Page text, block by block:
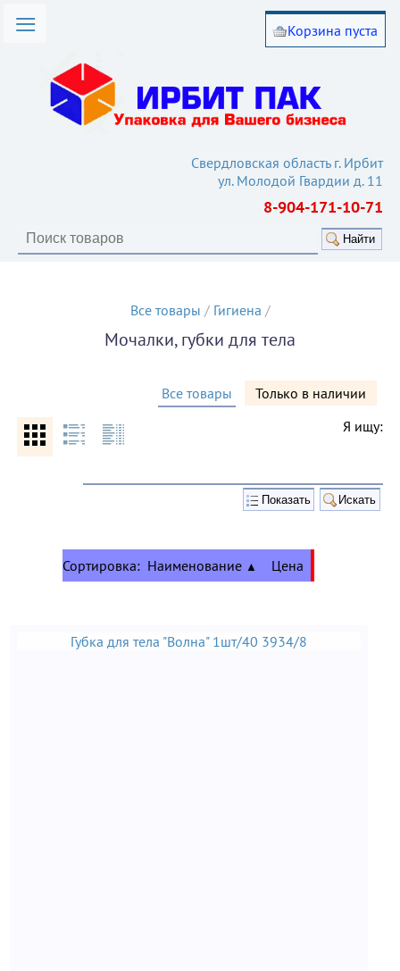
товаров
работы
Свердловская область г. Ирбит
ул. Молодой Гвардии д. 11
8-904-171-10-71
Корзина пуста
Найти
Все товары / Гигиена /
Мочалки, губки для тела
Все товары
Только в наличии
Я ищу:
Сортировка: Наименование ▲ Цена
Губка для тела "Волна" 1шт/40 3934/8